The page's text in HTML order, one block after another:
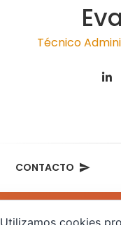
Técnico
CONTACTO
Utilizamos cookies